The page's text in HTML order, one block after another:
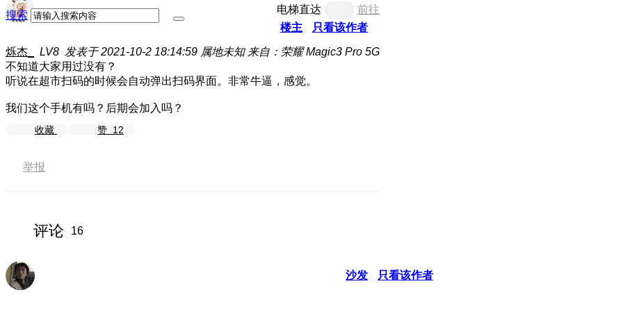
搜索 电梯直达
前往
楼主
只看该作者
烁杰_ LV8 发表于 2021-10-2 18:14:59 属地未知 来自：荣耀 Magic3 Pro 5G
不知道大家用过没有？
听说在超市扫码的时候会自动弹出扫码界面。非常牛逼，感觉。
我们这个手机有吗？后期会加入吗？
收藏 赞 12
举报
评论 16
沙发 只看该作者